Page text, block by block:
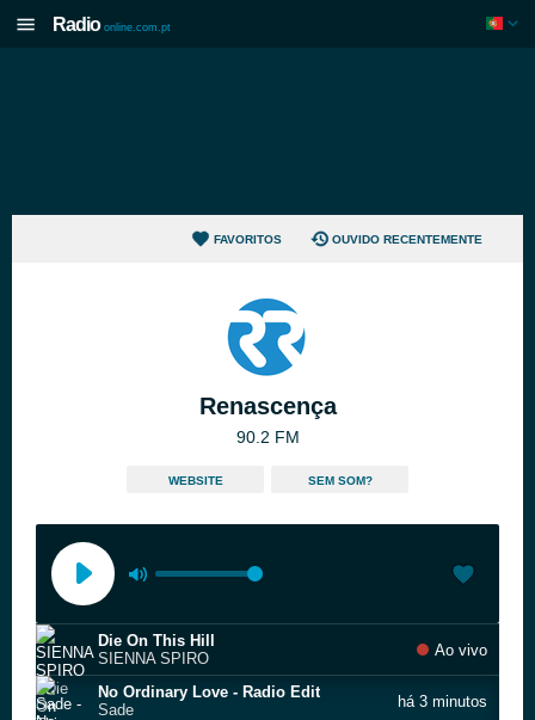
Radio online.com.pt
FAVORITOS OUVIDO RECENTEMENTE
Renascença
90.2 FM
WEBSITE SEM SOM?
Die On This Hill
SIENNA SPIRO
Ao vivo
No Ordinary Love - Radio Edit
Sade
há 3 minutos